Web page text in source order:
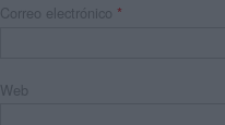
Correo electrónico *
Web